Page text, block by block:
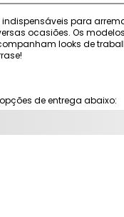
para
ocasiões. Os
looks de
de entrega abaixo: